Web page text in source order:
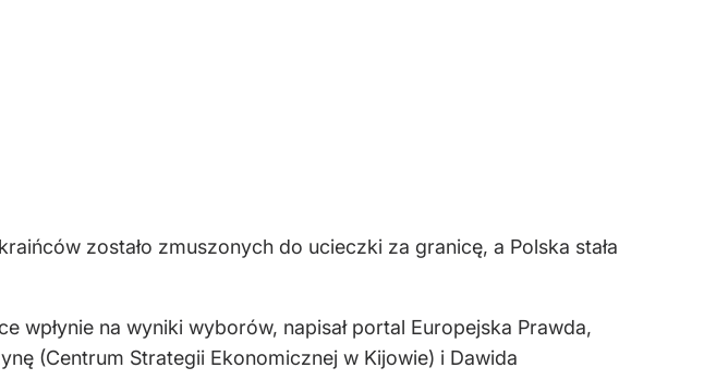
zostało zmuszonych do ucieczki za granicę, a Polska stała
wpłynie na wyniki wyborów, napisał portal Europejska Prawda,
(Centrum Strategii Ekonomicznej w Kijowie) i Dawida